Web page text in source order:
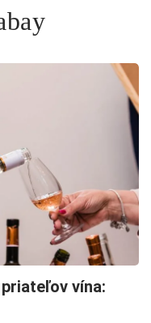
vína: